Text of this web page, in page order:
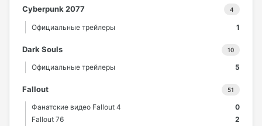
4
Cyberpunk 2077
1
Официальные трейлеры
10
Dark Souls
5
Официальные трейлеры
51
Fallout
0
Фанатские видео Fallout 4
2
Fallout 76